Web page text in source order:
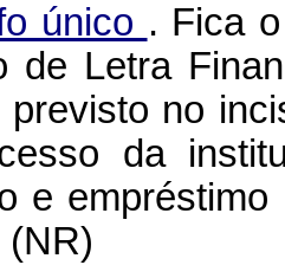
único . Fica
de Letra
previsto no
da
e
(NR)